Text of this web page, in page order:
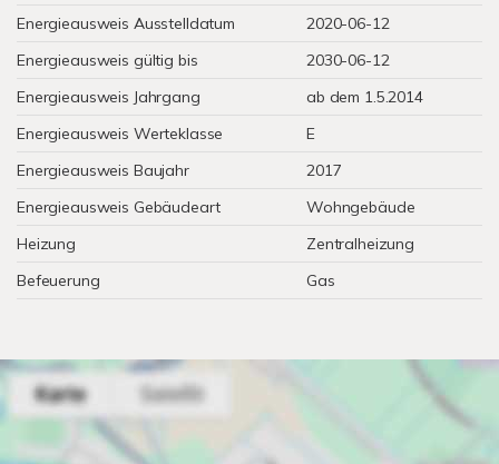
Energieausweis Ausstelldatum
2020-06-12
Energieausweis gültig bis
2030-06-12
Energieausweis Jahrgang
ab dem 1.5.2014
Energieausweis Werteklasse
E
Energieausweis Baujahr
2017
Energieausweis Gebäudeart
Wohngebäude
Heizung
Zentralheizung
Befeuerung
Gas